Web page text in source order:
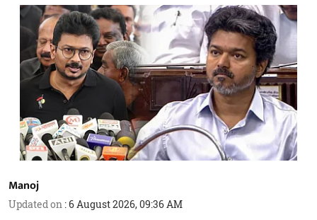
Manoj
Updated on :6 August 2026, 09:36 AM